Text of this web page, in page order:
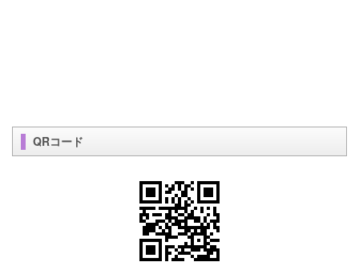
QRコード